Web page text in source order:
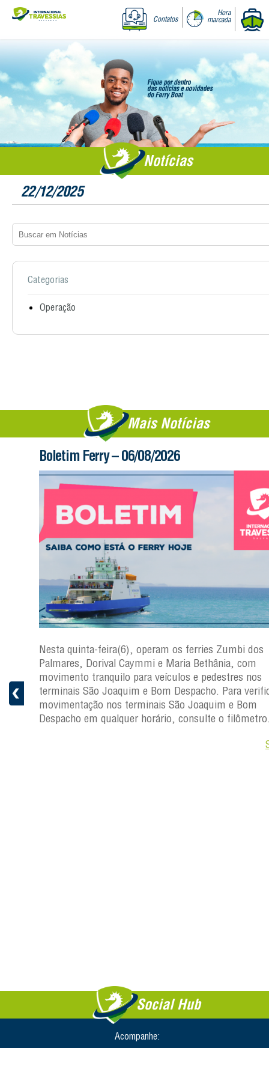
Contatos
Hora
marcada
Notícias
22/12/2025
Categorias
Operação
Mais Notícias
Boletim Ferry – 06/08/2026
Nesta quinta-feira(6), operam os ferries Zumbi dos
Palmares, Dorival Caymmi e Maria Bethânia, com
movimento tranquilo para veículos e pedestres nos
terminais São Joaquim e Bom Despacho. Para
movimentação nos terminais São Joaquim e Bom
Despacho em qualquer horário, consulte o
Social Hub
Acompanhe: